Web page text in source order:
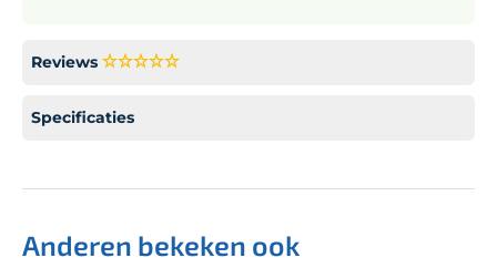
Reviews
Specificaties
Anderen bekeken ook